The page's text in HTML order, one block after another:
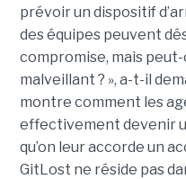
prévoir un dispositif
des équipes peuvent
compromise, mais
malveillant ? », a-t-il
montre comment les
effectivement devenir
qu’on leur accorde un
GitLost ne réside pas